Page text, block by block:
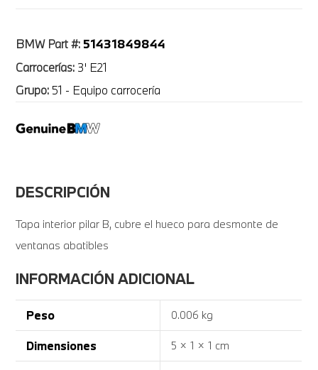
BMW Part #: 51431849844
Carrocerías: 3' E21
Grupo: 51 - Equipo carrocería
DESCRIPCIÓN
Tapa interior pilar B, cubre el hueco para desmonte de
ventanas abatibles
INFORMACIÓN ADICIONAL
Peso 0.006 kg
Dimensiones 5 × 1 × 1 cm